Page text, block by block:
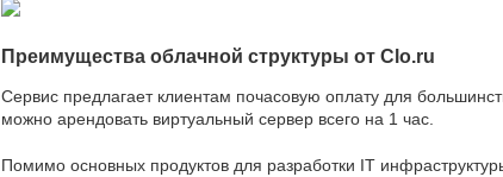
Преимущества облачной структуры от Clo.ru
Сервис предлагает клиентам почасовую оплату для
можно арендовать виртуальный сервер всего на 1 час.
Помимо основных продуктов для разработки IT